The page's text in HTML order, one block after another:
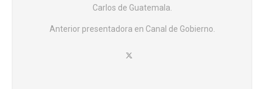
Carlos de Guatemala.
Anterior presentadora en Canal de Gobierno.